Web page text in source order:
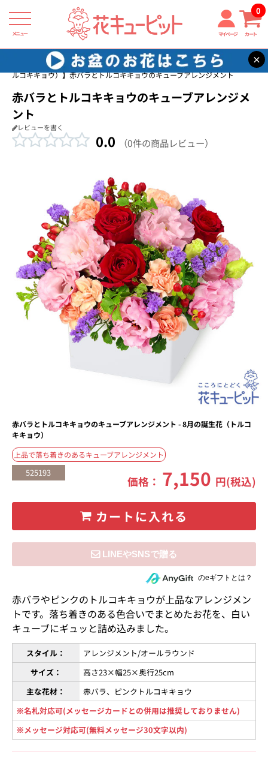
メニュー マイページ カート
0
×
花キューピット 8月の誕生花（トルコキキョウ）
【8月の誕生花（ト
ルコキキョウ）】赤バラとトルコキキョウのキューブアレンジメント
赤バラとトルコキキョウのキューブアレンジメ
ント
レビューを書く
0.0 （0件の商品レビュー）
赤バラとトルコキキョウのキューブアレンジメント - 8月の誕生花（トルコ
キキョウ）
上品で落ち着きのあるキューブアレンジメント
525193
価格： 7,150 円(税込)
カートに入れる
住所を知らない相手にeギフトで贈るのeギフトとは？
赤バラやピンクのトルコキキョウが上品なアレンジメン
トです。落ち着きのある色合いでまとめたお花を、白い
キューブにギュッと詰め込みました。
スタイル：
アレンジメント/オールラウンド
サイズ：
高さ23×幅25×奥行25cm
主な花材：
赤バラ、ピンクトルコキキョウ
※名札対応可(メッセージカードとの併用は推奨しておりません)
※メッセージ対応可(無料メッセージ30文字以内)